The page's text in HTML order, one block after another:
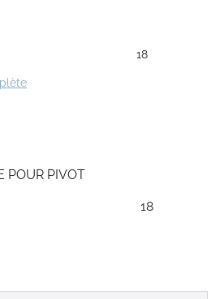
18
POUR PIVOT
18